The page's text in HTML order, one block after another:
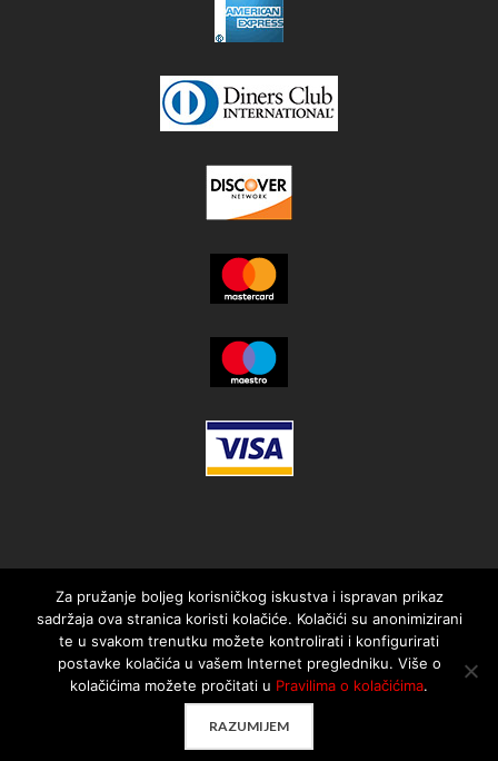
© 2021. MotorMania | Sva prava pridržana | Pravila korištenja
Za pružanje boljeg korisničkog iskustva i ispravan prikaz
sadržaja ova stranica koristi kolačiće. Kolačići su anonimizirani
te u svakom trenutku možete kontrolirati i konfigurirati
postavke kolačića u vašem Internet pregledniku. Više o
kolačićima možete pročitati u Pravilima o kolačićima.
RAZUMIJEM